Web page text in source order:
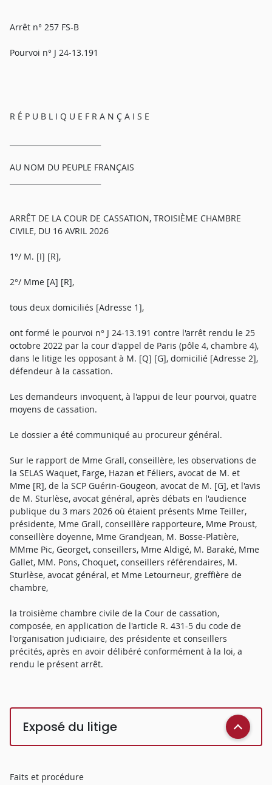
Arrêt n° 257 FS-B
Pourvoi n° J 24-13.191
R É P U B L I Q U E F R A N Ç A I S E
AU NOM DU PEUPLE FRANÇAIS
ARRÊT DE LA COUR DE CASSATION, TROISIÈME CHAMBRE
CIVILE, DU 16 AVRIL 2026
1°/ M. [I] [R],
2°/ Mme [A] [R],
tous deux domiciliés [Adresse 1],
ont formé le pourvoi n° J 24-13.191 contre l'arrêt rendu le 25
octobre 2022 par la cour d'appel de Paris (pôle 4, chambre 4),
dans le litige les opposant à M. [Q] [G], domicilié [Adresse 2],
défendeur à la cassation.
Les demandeurs invoquent, à l'appui de leur pourvoi, quatre
moyens de cassation.
Le dossier a été communiqué au procureur général.
Sur le rapport de Mme Grall, conseillère, les observations de
la SELAS Waquet, Farge, Hazan et Féliers, avocat de M. et
Mme [R], de la SCP Guérin-Gougeon, avocat de M. [G], et l'avis
de M. Sturlèse, avocat général, après débats en l'audience
publique du 3 mars 2026 où étaient présents Mme Teiller,
présidente, Mme Grall, conseillère rapporteure, Mme Proust,
conseillère doyenne, Mme Grandjean, M. Bosse-Platière,
MMme Pic, Georget, conseillers, Mme Aldigé, M. Baraké, Mme
Gallet, MM. Pons, Choquet, conseillers référendaires, M.
Sturlèse, avocat général, et Mme Letourneur, greffière de
chambre,
la troisième chambre civile de la Cour de cassation,
composée, en application de l'article R. 431-5 du code de
l'organisation judiciaire, des présidente et conseillers
précités, après en avoir délibéré conformément à la loi, a
rendu le présent arrêt.
Exposé du litige
Faits et procédure